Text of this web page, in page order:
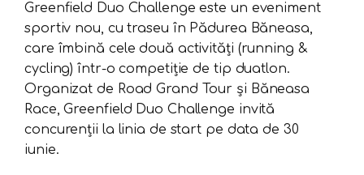
Greenfield Duo Challenge este un eveniment
sportiv nou, cu traseu în Pădurea Băneasa,
care îmbină cele două activități (running &
cycling) într-o competiție de tip duatlon.
Organizat de Road Grand Tour și Băneasa
Race, Greenfield Duo Challenge invită
concurenții la linia de start pe data de 30
iunie.